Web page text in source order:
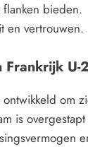
bieden.
en vertrouwen.
Frankrijk U-
om
is